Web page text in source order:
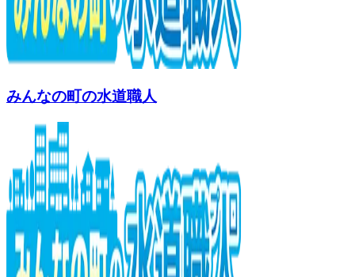
みんなの町の水道職人